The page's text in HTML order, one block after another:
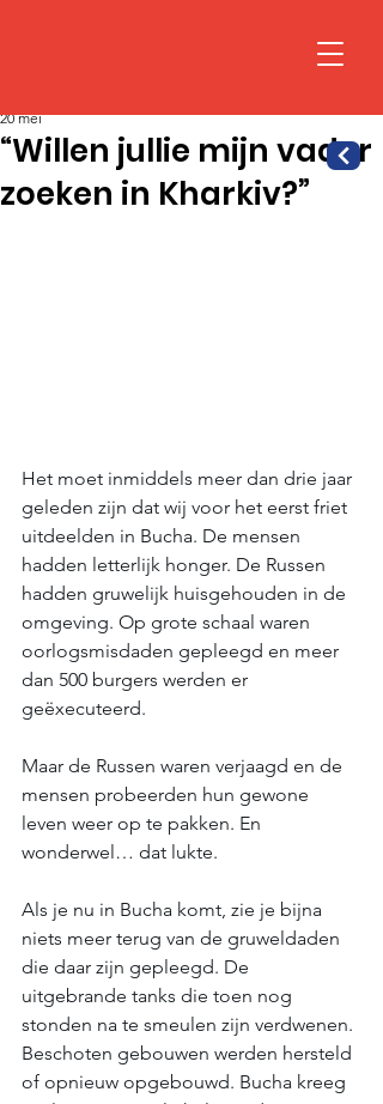
“Willen jullie mijn vader
zoeken in Kharkiv?”
20 mei
Het moet inmiddels meer dan drie jaar
geleden zijn dat wij voor het eerst friet
uitdeelden in Bucha. De mensen
hadden letterlijk honger. De Russen
hadden gruwelijk huisgehouden in de
omgeving. Op grote schaal waren
oorlogsmisdaden gepleegd en meer
dan 500 burgers werden er
geëxecuteerd.
Maar de Russen waren verjaagd en de
mensen probeerden hun gewone
leven weer op te pakken. En
wonderwel… dat lukte.
Als je nu in Bucha komt, zie je bijna
niets meer terug van de gruweldaden
die daar zijn gepleegd. De
uitgebrande tanks die toen nog
stonden na te smeulen zijn verdwenen.
Beschoten gebouwen werden hersteld
of opnieuw opgebouwd. Bucha kreeg